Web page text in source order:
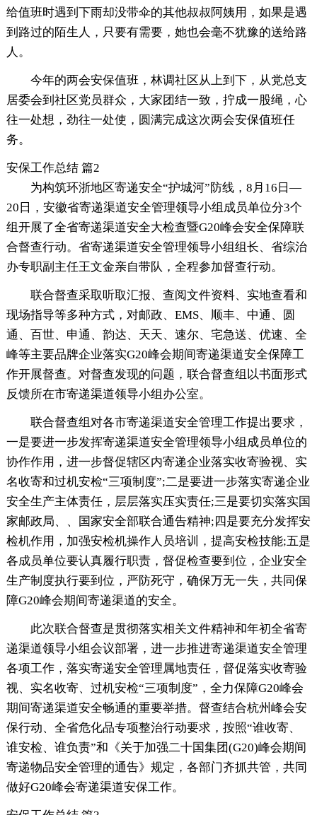
给值班时遇到下雨却没带伞的其他叔叔阿姨用，如果是遇
到路过的陌生人，只要有需要，她也会毫不犹豫的送给路
人。
今年的两会安保值班，林调社区从上到下，从党总支
居委会到社区党员群众，大家团结一致，拧成一股绳，心
往一处想，劲往一处使，圆满完成这次两会安保值班任
务。
安保工作总结 篇2
为构筑环浙地区寄递安全“护城河”防线，8月16日—
20日，安徽省寄递渠道安全管理领导小组成员单位分3个
组开展了全省寄递渠道安全大检查暨G20峰会安全保障联
合督查行动。省寄递渠道安全管理领导小组组长、省综治
办专职副主任王文金亲自带队，全程参加督查行动。
联合督查采取听取汇报、查阅文件资料、实地查看和
现场指导等多种方式，对邮政、EMS、顺丰、中通、圆
通、百世、申通、韵达、天天、速尔、宅急送、优速、全
峰等主要品牌企业落实G20峰会期间寄递渠道安全保障工
作开展督查。对督查发现的问题，联合督查组以书面形式
反馈所在市寄递渠道领导小组办公室。
联合督查组对各市寄递渠道安全管理工作提出要求，
一是要进一步发挥寄递渠道安全管理领导小组成员单位的
协作作用，进一步督促辖区内寄递企业落实收寄验视、实
名收寄和过机安检“三项制度”;二是要进一步落实寄递企业
安全生产主体责任，层层落实压实责任;三是要切实落实国
家邮政局、、国家安全部联合通告精神;四是要充分发挥安
检机作用，加强安检机操作人员培训，提高安检技能;五是
各成员单位要认真履行职责，督促检查要到位，企业安全
生产制度执行要到位，严防死守，确保万无一失，共同保
障G20峰会期间寄递渠道的安全。
此次联合督查是贯彻落实相关文件精神和年初全省寄
递渠道领导小组会议部署，进一步推进寄递渠道安全管理
各项工作，落实寄递安全管理属地责任，督促落实收寄验
视、实名收寄、过机安检“三项制度”，全力保障G20峰会
期间寄递渠道安全畅通的重要举措。督查结合杭州峰会安
保行动、全省危化品专项整治行动要求，按照“谁收寄、
谁安检、谁负责”和《关于加强二十国集团(G20)峰会期间
寄递物品安全管理的通告》规定，各部门齐抓共管，共同
做好G20峰会寄递渠道安保工作。